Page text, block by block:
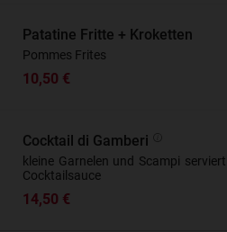
Patatine Fritte + Kroketten
Pommes Frites
10,50 €
Cocktail di Gamberi
kleine Garnelen und Scampi
Cocktailsauce
14,50 €